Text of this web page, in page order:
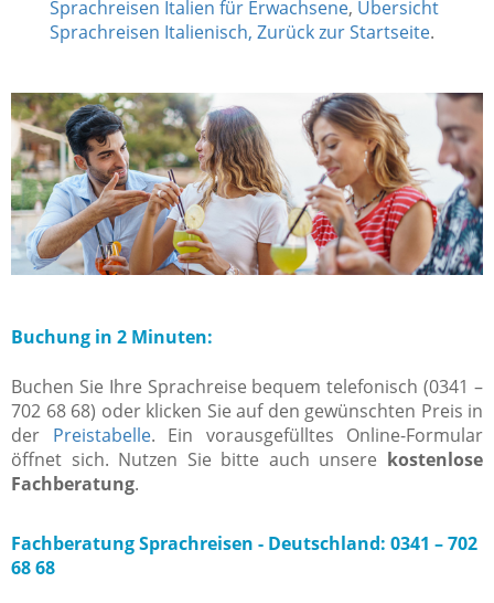
Sprachreisen Italien für Erwachsene, Übersicht
Sprachreisen Italienisch, Zurück zur Startseite.
Buchung in 2 Minuten:
Buchen Sie Ihre Sprachreise bequem telefonisch (0341 –
702 68 68) oder klicken Sie auf den gewünschten Preis in
der Preistabelle. Ein vorausgefülltes Online-Formular
öffnet sich. Nutzen Sie bitte auch unsere kostenlose
Fachberatung.
Fachberatung Sprachreisen - Deutschland: 0341 – 702
68 68